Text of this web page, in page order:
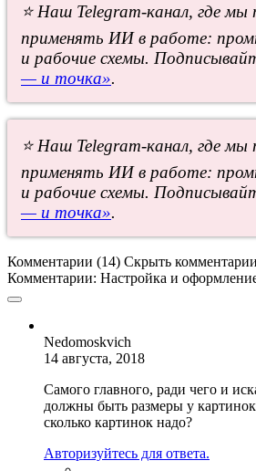
⭐ Наш Telegram-канал, где мы
применять ИИ в работе:
и рабочие схемы.
— и точка».
⭐ Наш Telegram-канал, где мы
применять ИИ в работе:
и рабочие схемы.
— и точка».
Комментарии (14) Скрыть комментарии
Комментарии: Настройка и
Nedomoskvich
14 августа, 2018
Самого главного, ради чего и
должны быть размеры у
сколько картинок надо?
Авторизуйтесь для ответа.